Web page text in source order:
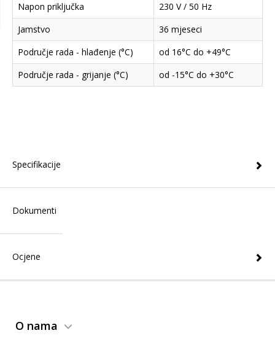
Napon priključka
230 V / 50 Hz
Jamstvo
36 mjeseci
Područje rada - hlađenje (°C)
od 16°C do +49°C
Područje rada - grijanje (°C)
od -15°C do +30°C
Specifikacije
Dokumenti
Ocjene
O nama